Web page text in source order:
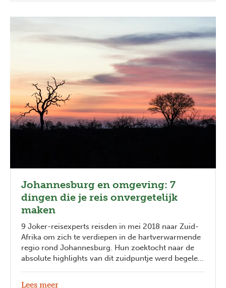
Johannesburg en omgeving: 7
dingen die je reis onvergetelijk
maken
9 Joker-reisexperts reisden in mei 2018 naar Zuid-
Afrika om zich te verdiepen in de hartverwarmende
regio rond Johannesburg. Hun zoektocht naar de
absolute highlights van dit zuidpuntje werd begeleid
Lees meer